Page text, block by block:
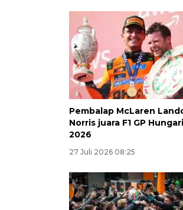
Pembalap McLaren
Norris juara F1 GP
2026
27 Juli 2026 08:25